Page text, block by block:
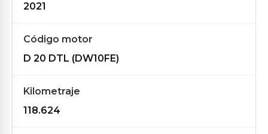
2021
Código motor
D 20 DTL (DW10FE)
Kilometraje
118.624